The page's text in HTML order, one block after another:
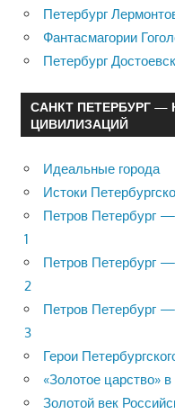
Петербург
Фантасмагории
Петербург
САНКТ ПЕТЕРБУРГ
ЦИВИЛИЗАЦИЙ
Идеальные города
Истоки
Петров Петербург
1
Петров Петербург
2
Петров Петербург
3
Герои
«Золотое царство»
Золотой век